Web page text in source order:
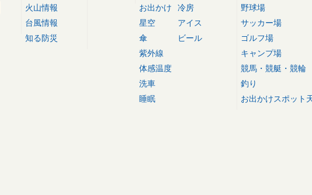
火山情報
台風情報
知る防災
お出かけ
星空
傘
紫外線
体感温度
洗車
睡眠
冷房
アイス
ビール
野球場
サッカー場
ゴルフ場
キャンプ場
競馬・競艇・競輪
釣り
お出かけスポット